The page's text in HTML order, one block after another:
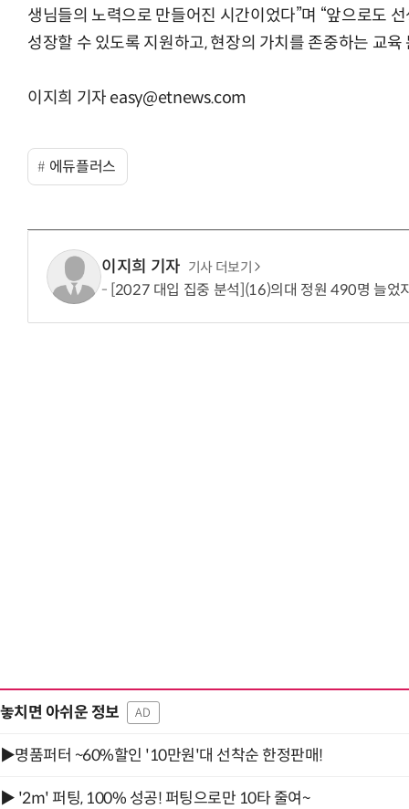
생님들의 노력으로 만들어진 시간이었다”며 “앞으로도
성장할 수 있도록 지원하고, 현장의 가치를 존중하는 교
이지희 기자 easy@etnews.com
에듀플러스
이지희 기자 기사 더보기
[2027 대입 집중 분석](16)의대 정원 490명 늘었
놓치면 아쉬운 정보 AD
▶명품퍼터 ~60%할인 '10만원'대 선착순 한정판매!
▶ '2m' 퍼팅, 100% 성공! 퍼팅으로만 10타 줄여~